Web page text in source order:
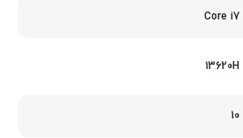
Core i7
13620H
10